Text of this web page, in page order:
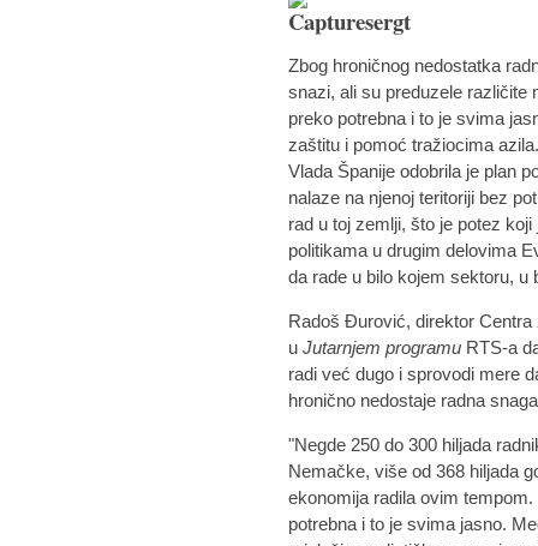
Zbog hroničnog nedostatka
snazi, ali su preduzele različite
preko potrebna i to je svima
zaštitu i pomoć tražiocima
Vlada Španije odobrila je plan
nalaze na njenoj teritoriji bez
rad u toj zemlji, što je potez
politikama u drugim delovima
da rade u bilo kojem sektoru, u
Radoš Đurović, direktor
uJutarnjem programu RTS-a
radi već dugo i sprovodi mere
hronično nedostaje radna
"Negde 250 do 300 hiljada
Nemačke, više od 368 hiljada
ekonomija radila ovim
potrebna i to je svima jasno.